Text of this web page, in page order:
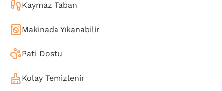
Kaymaz Taban
Makinada Yıkanabilir
Pati Dostu
Kolay Temizlenir